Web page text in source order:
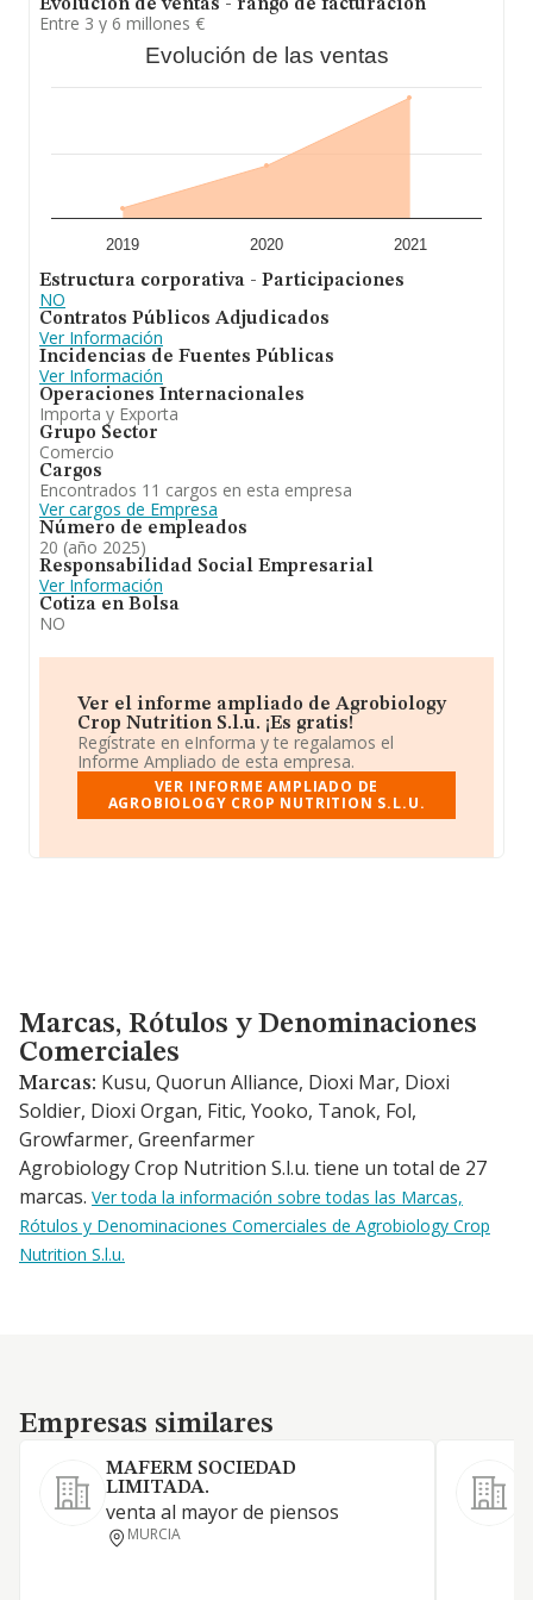
Evolución de ventas - rango de facturación
Entre 3 y 6 millones €
Evolución de las ventas
2019 2020 2021
Estructura corporativa - Participaciones
NO
Contratos Públicos Adjudicados
Ver Información
Incidencias de Fuentes Públicas
Ver Información
Operaciones Internacionales
Importa y Exporta
Grupo Sector
Comercio
Cargos
Encontrados 11 cargos en esta empresa
Ver cargos de Empresa
Número de empleados
20 (año 2025)
Responsabilidad Social Empresarial
Ver Información
Cotiza en Bolsa
NO
Ver el informe ampliado de Agrobiology
Crop Nutrition S.l.u. ¡Es gratis!
Regístrate en eInforma y te regalamos el
Informe Ampliado de esta empresa.
VER INFORME AMPLIADO DE
AGROBIOLOGY CROP NUTRITION S.L.U.
Marcas, Rótulos y Denominaciones Comerciales
Marcas, Rótulos y Denominaciones
Comerciales
Marcas: Kusu, Quorun Alliance, Dioxi Mar, Dioxi
Soldier, Dioxi Organ, Fitic, Yooko, Tanok, Fol,
Growfarmer, Greenfarmer
Agrobiology Crop Nutrition S.l.u. tiene un total de 27
marcas. Ver toda la información sobre todas las Marcas,
Rótulos y Denominaciones Comerciales de Agrobiology Crop
Nutrition S.l.u.
Empresas similares
Empresas similares
MAFERM SOCIEDAD
LIMITADA.
venta al mayor de piensos
MURCIA